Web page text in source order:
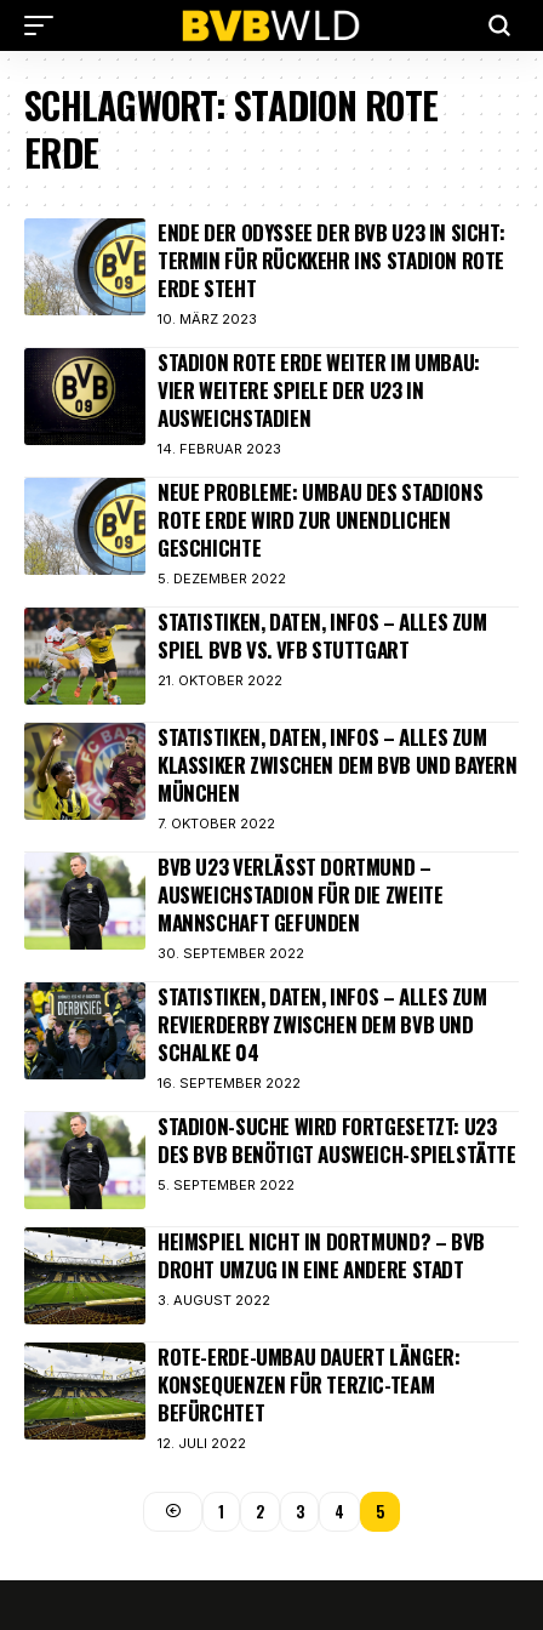
SCHLAGWORT:STADION ROTE
ERDE
ENDE DER ODYSSEE DER BVB U23 IN SICHT:
TERMIN FÜR RÜCKKEHR INS STADION ROTE
ERDE STEHT
10. MÄRZ 2023
STADION ROTE ERDE WEITER IM UMBAU:
VIER WEITERE SPIELE DER U23 IN
AUSWEICHSTADIEN
14. FEBRUAR 2023
NEUE PROBLEME: UMBAU DES STADIONS
ROTE ERDE WIRD ZUR UNENDLICHEN
GESCHICHTE
5. DEZEMBER 2022
STATISTIKEN, DATEN, INFOS – ALLES ZUM
SPIEL BVB VS. VFB STUTTGART
21. OKTOBER 2022
STATISTIKEN, DATEN, INFOS – ALLES ZUM
KLASSIKER ZWISCHEN DEM BVB UND BAYERN
MÜNCHEN
7. OKTOBER 2022
BVB U23 VERLÄSST DORTMUND –
AUSWEICHSTADION FÜR DIE ZWEITE
MANNSCHAFT GEFUNDEN
30. SEPTEMBER 2022
STATISTIKEN, DATEN, INFOS – ALLES ZUM
REVIERDERBY ZWISCHEN DEM BVB UND
SCHALKE 04
16. SEPTEMBER 2022
STADION-SUCHE WIRD FORTGESETZT: U23
DES BVB BENÖTIGT AUSWEICH-SPIELSTÄTTE
5. SEPTEMBER 2022
HEIMSPIEL NICHT IN DORTMUND? – BVB
DROHT UMZUG IN EINE ANDERE STADT
3. AUGUST 2022
ROTE-ERDE-UMBAU DAUERT LÄNGER:
KONSEQUENZEN FÜR TERZIC-TEAM
BEFÜRCHTET
12. JULI 2022
1 2 3 4 5